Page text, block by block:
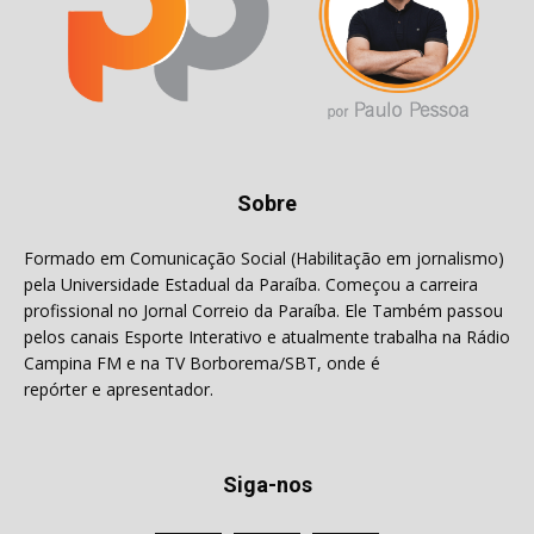
Sobre
Formado em Comunicação Social (Habilitação em jornalismo)
pela Universidade Estadual da Paraíba. Começou a carreira
profissional no Jornal Correio da Paraíba. Ele Também passou
pelos canais Esporte Interativo e atualmente trabalha na Rádio
Campina FM e na TV Borborema/SBT, onde é
repórter e apresentador.
Siga-nos